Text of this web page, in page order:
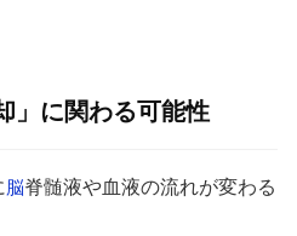
」に関わる可能性
脳脊髄液や血液の流れが変わる